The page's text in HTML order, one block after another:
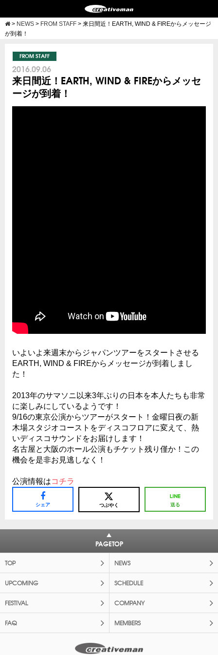
> NEWS > FROM STAFF > 来日間近！EARTH, WIND & FIREからメッセージ
が到着！
FROM STAFF
2016.09.06
来日間近！EARTH, WIND & FIREからメッセ
ージが到着！
いよいよ来週末からジャパンツアーをスタートさせる
EARTH, WIND & FIREからメッセージが到着しまし
た！
2013年のサマソニ以来3年ぶりの日本を本人たちも非常
に楽しみにしているようです！
9/16の東京公演からツアーがスタート！金曜日夜の新
木場スタジオコーストをディスコフロアに変えて、熱
いディスコサウンドをお届けします！
名古屋と大阪のホール公演もチケット残り僅か！この
機会を是非お見逃しなく！
公演情報はコチラ
シェア つぶやく 送る
PAGETOP
TOP NEWS
UPCOMING SCHEDULE
FESTIVAL COMPANY
FAQ MEMBERS